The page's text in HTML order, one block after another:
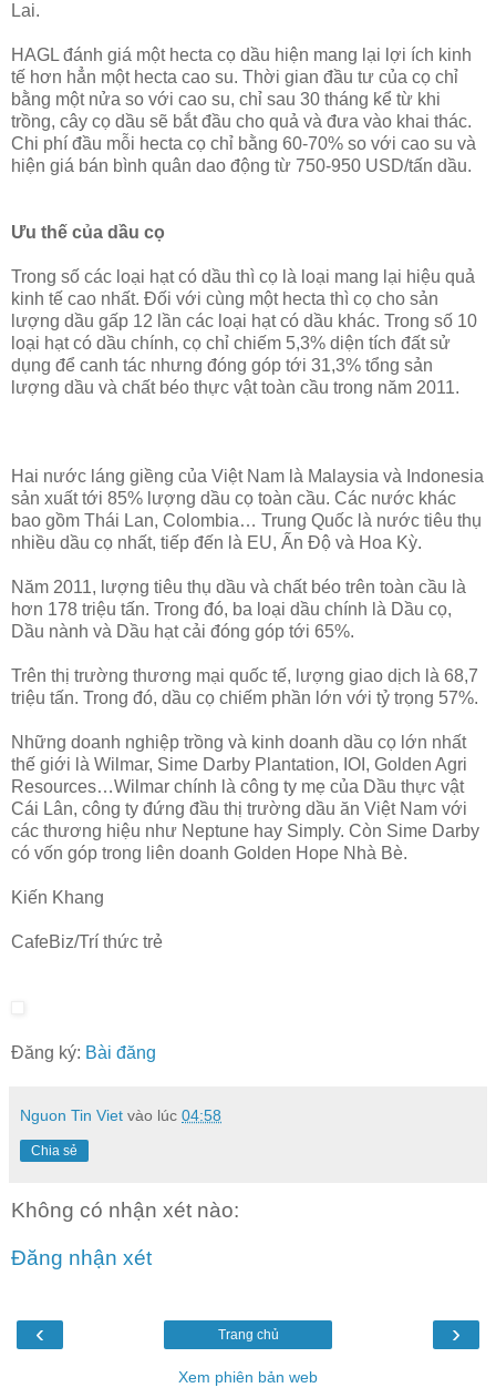
Lai.
HAGL đánh giá một hecta cọ dầu hiện mang lại lợi ích kinh
tế hơn hẳn một hecta cao su. Thời gian đầu tư của cọ chỉ
bằng một nửa so với cao su, chỉ sau 30 tháng kể từ khi
trồng, cây cọ dầu sẽ bắt đầu cho quả và đưa vào khai thác.
Chi phí đầu mỗi hecta cọ chỉ bằng 60-70% so với cao su và
hiện giá bán bình quân dao động từ 750-950 USD/tấn dầu.
Ưu thế của dầu cọ
Trong số các loại hạt có dầu thì cọ là loại mang lại hiệu quả
kinh tế cao nhất. Đối với cùng một hecta thì cọ cho sản
lượng dầu gấp 12 lần các loại hạt có dầu khác. Trong số 10
loại hạt có dầu chính, cọ chỉ chiếm 5,3% diện tích đất sử
dụng để canh tác nhưng đóng góp tới 31,3% tổng sản
lượng dầu và chất béo thực vật toàn cầu trong năm 2011.
Hai nước láng giềng của Việt Nam là Malaysia và Indonesia
sản xuất tới 85% lượng dầu cọ toàn cầu. Các nước khác
bao gồm Thái Lan, Colombia… Trung Quốc là nước tiêu thụ
nhiều dầu cọ nhất, tiếp đến là EU, Ấn Độ và Hoa Kỳ.
Năm 2011, lượng tiêu thụ dầu và chất béo trên toàn cầu là
hơn 178 triệu tấn. Trong đó, ba loại dầu chính là Dầu cọ,
Dầu nành và Dầu hạt cải đóng góp tới 65%.
Trên thị trường thương mại quốc tế, lượng giao dịch là 68,7
triệu tấn. Trong đó, dầu cọ chiếm phần lớn với tỷ trọng 57%.
Những doanh nghiệp trồng và kinh doanh dầu cọ lớn nhất
thế giới là Wilmar, Sime Darby Plantation, IOI, Golden Agri
Resources…Wilmar chính là công ty mẹ của Dầu thực vật
Cái Lân, công ty đứng đầu thị trường dầu ăn Việt Nam với
các thương hiệu như Neptune hay Simply. Còn Sime Darby
có vốn góp trong liên doanh Golden Hope Nhà Bè.
Kiến Khang
CafeBiz/Trí thức trẻ
Đăng ký: Bài đăng
Nguon Tin Viet vào lúc 04:58
Chia sẻ
Không có nhận xét nào:
Đăng nhận xét
‹ ›
Trang chủ
Xem phiên bản web